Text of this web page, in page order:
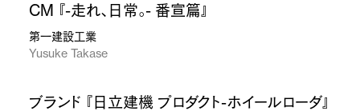
CM 『-走れ、日常。- 番宣篇』
第一建設工業
Yusuke Takase
ブランド 『日立建機 プロダクト-ホイールローダ』